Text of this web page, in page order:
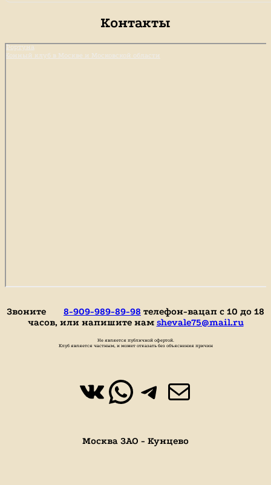
Контакты
Фортуна
Конный клуб в Москве и Московской области
Звоните 8-909-989-89-98 телефон-вацап с 10 до 18
часов, или напишите нам shevale75@mail.ru
Не является публичной офертой.
Клуб является частным, и может отказать без объяснения причин
ВКонтакте
WhatsApp
https://
Почта
Москва ЗАО - Кунцево